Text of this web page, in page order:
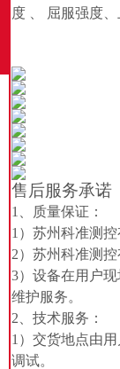
度 、 屈服强度
售后服务承诺
1、质量保证：
1）苏州科准测
2）苏州科准测
3）设备在用户
维护服务。
2、技术服务：
1）交货地点由
调试。